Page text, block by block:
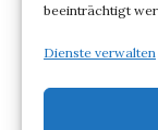
beeinträchtigt
Dienste verwalten
Archiv